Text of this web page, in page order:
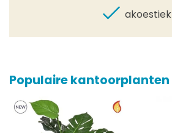
akoestiek
Populaire kantoorplanten